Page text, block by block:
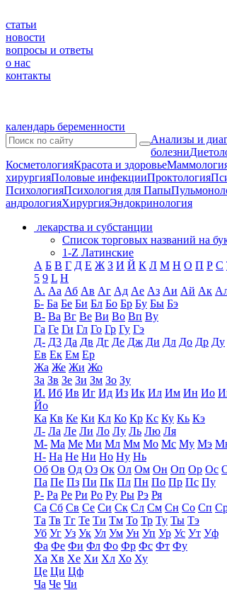
статьи
новости
вопросы и ответы
о нас
контакты
календарь беременности
Анализы и
болезни
КосметологияКрасота и здоровье
хирургияПоловые инфекцииПроктология
ПсихологияПсихология для Папы
андрологияХирургияЭндокринология
лекарства и субстанции
Список торговых названий на
1-Z Латинские
А Б В Г Д Е Ж З И Й К Л М Н О П Р С
5 9 L H
А. Аа Аб Ав Аг Ад Ае Аз Аи Ай Ак
Б- Ба Бе Би Бл Бо Бр Бу Бы Бэ
В- Ва Вг Ве Ви Во Вп Ву
Га Ге Ги Гл Го Гр Гу Гэ
Д- Д3 Да Дв Дг Де Дж Ди Дл До Др Ду
Ев Ек Ем Ер
Жа Же Жи Жо
За Зв Зе Зи Зм Зо Зу
И. Иб Ив Иг Ид Из Ик Ил Им Ин Ио
Йо
Ка Кв Ке Ки Кл Ко Кр Кс Ку Кь Кэ
Л- Ла Ле Ли Ло Лу Ль Лю Ля
М- Ма Ме Ми Мл Мм Мо Мс Му Мэ
Н- На Не Ни Но Ну Нь
Об Ов Од Оз Ок Ол Ом Он Оп Ор Ос
Па Пе Пз Пи Пк Пл Пн По Пр Пс Пу
Р- Ра Ре Ри Ро Ру Ры Рэ Ря
Са Сб Св Се Си Ск Сл См Сн Со Сп
Та Тв Тг Те Ти Тм То Тр Ту Ты Тэ
Уб Уг Уз Ук Ул Ум Ун Уп Ур Ус Ут Уф
Фа Фе Фи Фл Фо Фр Фс Фт Фу
Ха Хв Хе Хи Хл Хо Ху
Це Ци Цф
Ча Че Чи